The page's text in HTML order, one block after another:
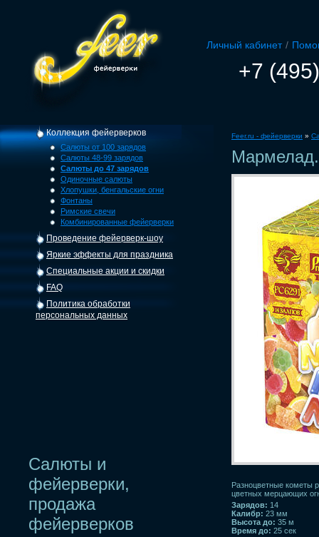
Личный кабинет /
+7
Коллекция фейерверков
Салюты от 100 зарядов
Салюты 48-99 зарядов
Салюты до 47 зарядов
Одиночные салюты
Хлопушки, бенгальские огни
Фонтаны
Римские свечи
Комбинированные фейерверки
Проведение фейерверк-шоу
Яркие эффекты для праздника
Специальные акции и скидки
FAQ
Политика обработки
персональных данных
Салюты и
фейерверки,
продажа
фейерверков
Feer.ru - фейерверки »
Мармелад.
Разноцветные кометы
цветных мерцающих
Зарядов: 14
Калибр: 23 мм
Высота до: 35 м
Время до: 25 сек